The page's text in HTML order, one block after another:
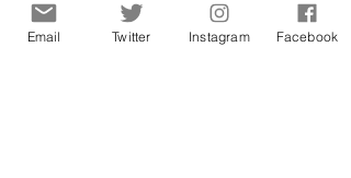
Email Twitter Instagram Facebook